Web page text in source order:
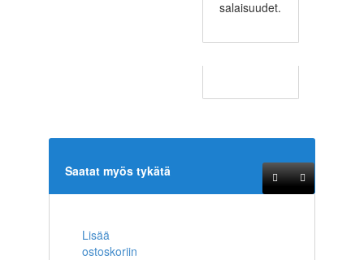
salaisuudet.
Saatat myös tykätä
Lisää
ostoskoriin